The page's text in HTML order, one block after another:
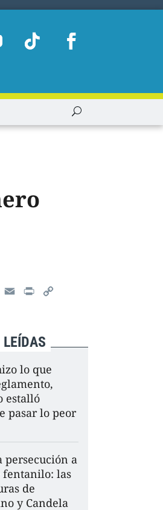
i
l
n
t
L
lo que
estalló
pasar lo peor
persecución a
fentanilo: las
de
y Candela